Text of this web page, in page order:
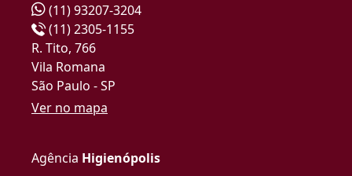
(11) 93207-3204
(11) 2305-1155
R. Tito, 766
Vila Romana
São Paulo - SP
Ver no mapa
Agência Higienópolis